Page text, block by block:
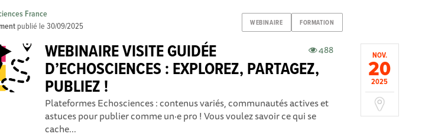
WEBINAIRE FORMATION
France
publié le30/09/2025
NOV.
20
2025
488
WEBINAIRE VISITE GUIDÉE
D’ECHOSCIENCES : EXPLOREZ, PARTAGEZ,
PUBLIEZ !
Plateformes Echosciences : contenus variés, communautés actives et
astuces pour publier comme un·e pro ! Vous voulez savoir ce qui se
cache...